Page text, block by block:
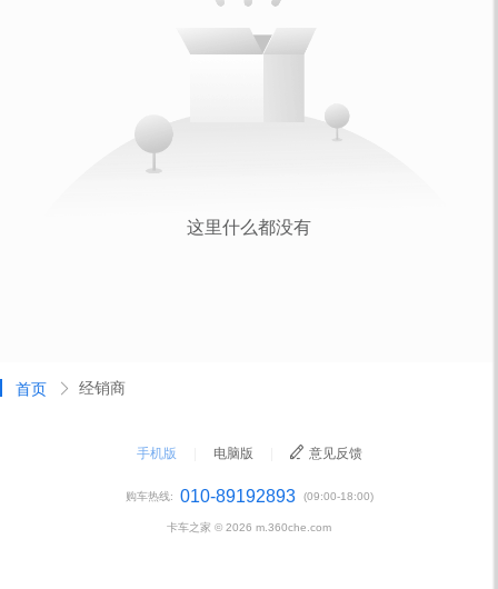
首页 经销商
手机版 电脑版 意见反馈
购车热线: 010-89192893 (09:00-18:00)
卡车之家 © 2026 m.360che.com